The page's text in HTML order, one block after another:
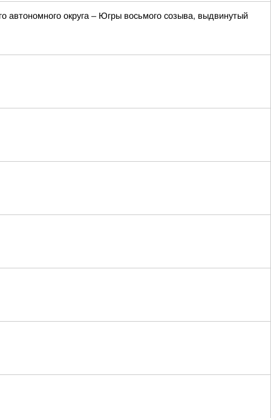
автономного округа – Югры восьмого созыва, выдвинутый